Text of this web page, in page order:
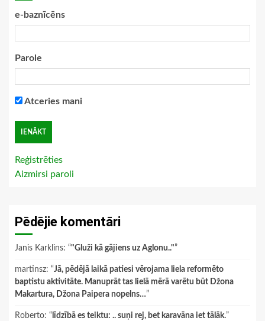
e-baznīcēns
Parole
Atceries mani
Reģistrēties
Aizmirsi paroli
Pēdējie komentāri
Janis Karklins: “"Gluži kā gājiens uz Aglonu.."”
martinsz: “Jā, pēdējā laikā patiesi vērojama liela reformēto
baptistu aktivitāte. Manuprāt tas lielā mērā varētu būt Džona
Makartura, Džona Paipera nopelns…”
Roberto: “ līdzībā es teiktu: .. suņi rej, bet karavāna iet tālāk.”